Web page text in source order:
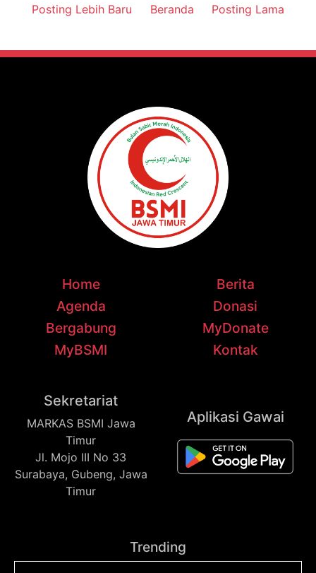
Posting Lebih Baru Posting Lama
Beranda
Home
Berita
Agenda
Donasi
Bergabung
MyDonate
MyBSMI
Kontak
Sekretariat
MARKAS BSMI Jawa
Timur
Jl. Mojo III No 33
Surabaya, Gubeng, Jawa
Timur
Aplikasi Gawai
Trending